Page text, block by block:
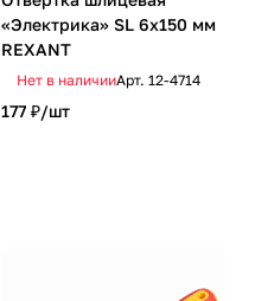
«Электрика» SL 6х150 мм
REXANT
Нет в наличииАрт. 12-4714
177 ₽/шт